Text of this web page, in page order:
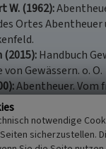
W. (1962)
Ortes Abentheuer
(2015) Handbuch
Gewässern. o. O.
Abentheuer. Vom
zur mondernen
notwendige
sicherzustellen.